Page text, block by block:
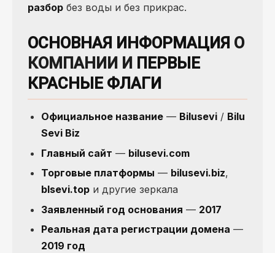
разбор без воды и без прикрас.
ОСНОВНАЯ ИНФОРМАЦИЯ О
КОМПАНИИ И ПЕРВЫЕ
КРАСНЫЕ ФЛАГИ
Официальное название — Bilusevi / Bilu
Sevi Biz
Главный сайт — bilusevi.com
Торговые платформы — bilusevi.biz,
blsevi.top и другие зеркала
Заявленный год основания — 2017
Реальная дата регистрации домена —
2019 год